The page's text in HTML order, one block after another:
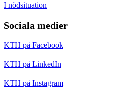
I nödsituation
Sociala medier
KTH på Facebook
KTH på LinkedIn
KTH på Instagram